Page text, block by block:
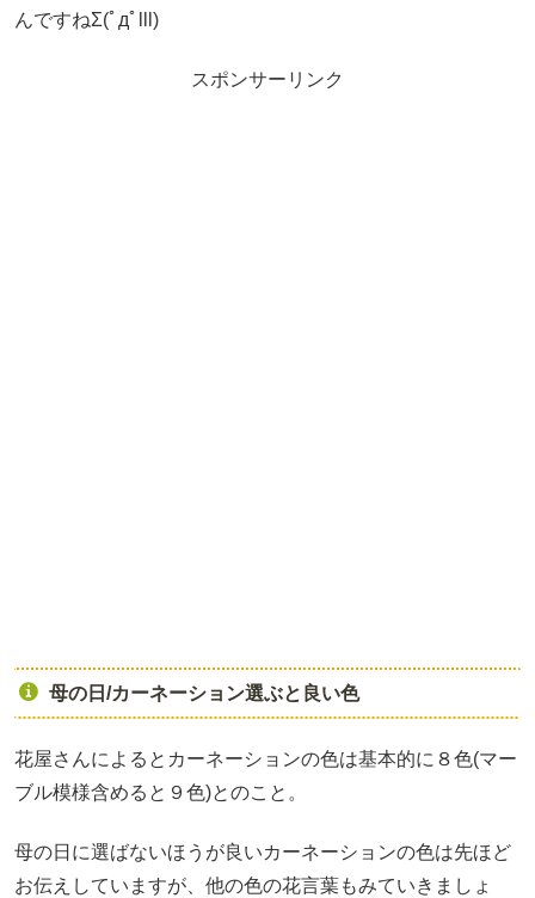
んですねΣ(ﾟдﾟlll)
スポンサーリンク
母の日/カーネーション選ぶと良い色
花屋さんによるとカーネーションの色は基本的に８色(マー
ブル模様含めると９色)とのこと。
母の日に選ばないほうが良いカーネーションの色は先ほど
お伝えしていますが、他の色の花言葉もみていきましょ